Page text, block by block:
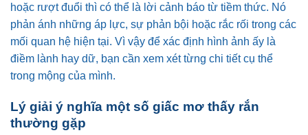
hoặc rượt đuổi thì có thể là lời cảnh báo từ tiềm thức. Nó
phản ánh những áp lực, sự phản bội hoặc rắc rối trong các
mối quan hệ hiện tại. Vì vậy để xác định hình ảnh ấy là
điềm lành hay dữ, bạn cần xem xét từng chi tiết cụ thể
trong mộng của mình.
Lý giải ý nghĩa một số giấc mơ thấy rắn
thường gặp